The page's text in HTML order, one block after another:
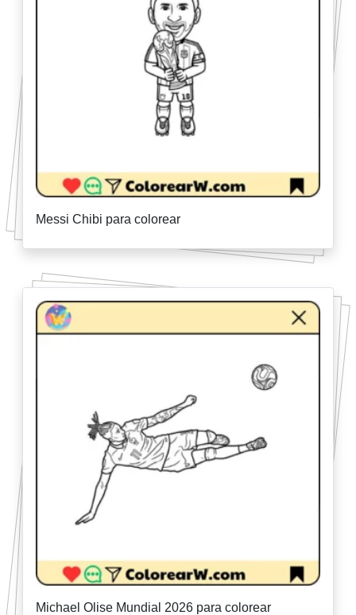
Messi Chibi para colorear
Michael Olise Mundial 2026 para colorear